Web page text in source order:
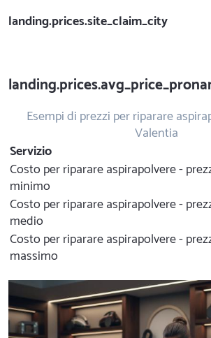
landing.prices.site_claim_city
Esempi di prezzi per riparare
Valentia
Servizio
Costo per riparare aspirapolvere -
minimo
Costo per riparare aspirapolvere -
medio
Costo per riparare aspirapolvere -
massimo